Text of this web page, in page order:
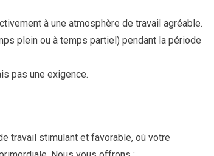
à une atmosphère de travail agréable.
plein ou à temps partiel) pendant la période
pas une exigence.
travail stimulant et favorable, où votre